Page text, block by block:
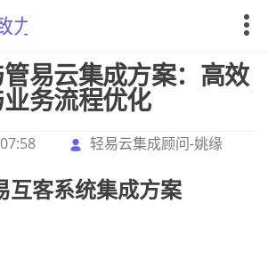
易云集成方案：高效
务流程优化
轻易云集成顾问-姚缘
互客系统集成方案